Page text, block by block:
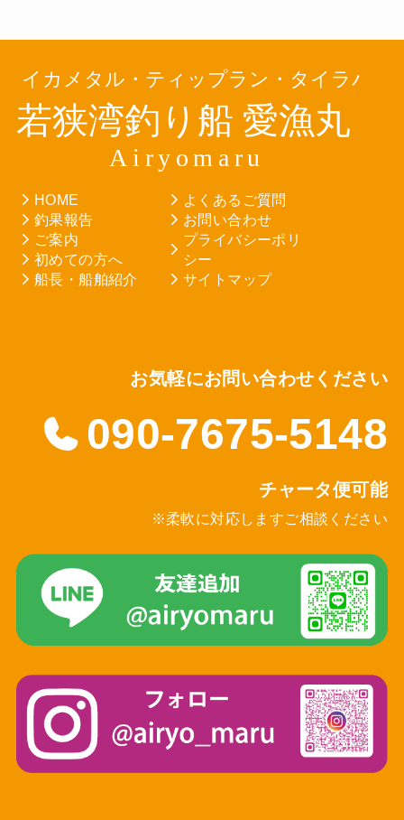
HOME
釣果報告
ご案内
初めての方へ
船長・船舶紹介
よくあるご質問
お問い合わせ
プライバシーポリ
シー
サイトマップ
お気軽にお問い合わせください
090-7675-5148
チャータ便可能
※柔軟に対応しますご相談ください